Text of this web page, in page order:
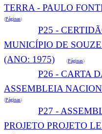
TERRA - PAULO
(Páginas)
P25 -
MUNICÍPIO DE
(ANO: 1975) (Páginas)
P26 - CARTA
ASSEMBLEIA
(Páginas)
P27 -
PROJETO PROJETO